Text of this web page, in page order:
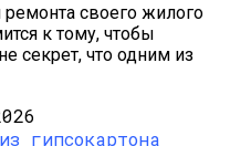
ремонта своего жилого
к тому, чтобы
секрет, что одним из